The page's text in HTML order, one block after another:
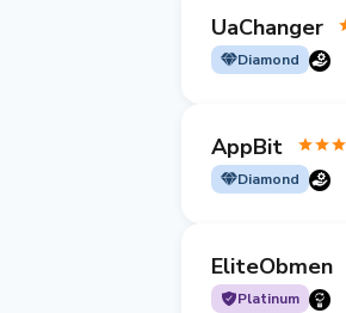
UaChanger
Diamond
AppBit
Diamond
EliteObmen
Platinum